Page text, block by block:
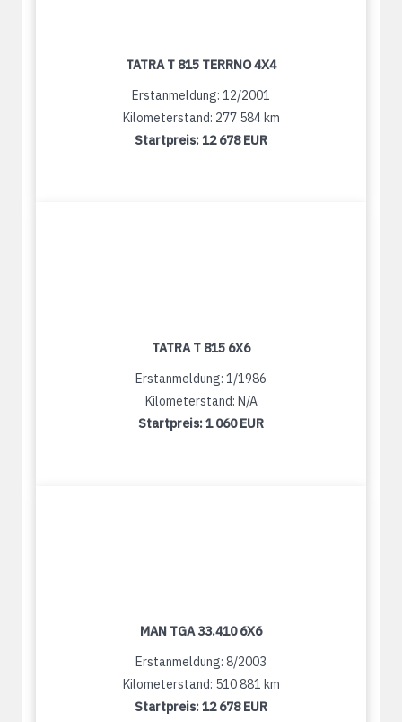
TATRA T 815 TERRNO 4X4
Erstanmeldung: 12/2001
Kilometerstand: 277 584 km
Startpreis:12 678 EUR
TATRA T 815 6X6
Erstanmeldung: 1/1986
Kilometerstand: N/A
Startpreis:1 060 EUR
MAN TGA 33.410 6X6
Erstanmeldung: 8/2003
Kilometerstand: 510 881 km
Startpreis:12 678 EUR